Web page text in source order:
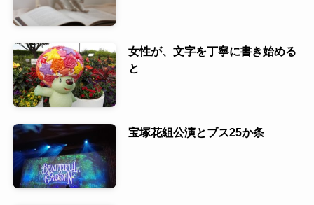
女性が、文字を丁寧に書き始める
と
宝塚花組公演とブス25か条